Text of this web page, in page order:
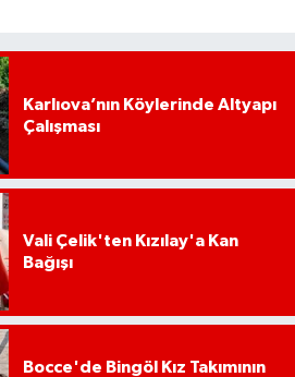
Karlıova’nın Köylerinde Altyapı
Çalışması
Vali Çelik'ten Kızılay'a Kan
Bağışı
Bocce'de Bingöl Kız Takımının